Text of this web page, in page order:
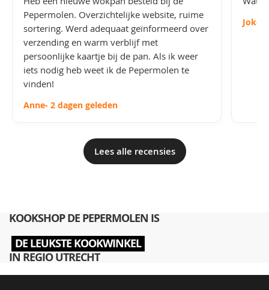
Pepermolen. Overzichtelijke website, ruime
sortering. Werd adequaat geïnformeerd over
verzending en warm verblijf met
persoonlijke kaartje bij de pan. Als ik weer
iets nodig heb weet ik de Pepermolen te
vinden!
Anne- 2 dagen geleden
Joke
Lees alle recensies
KOOKSHOP DE PEPERMOLEN IS
DE LEUKSTE KOOKWINKEL
IN REGIO UTRECHT